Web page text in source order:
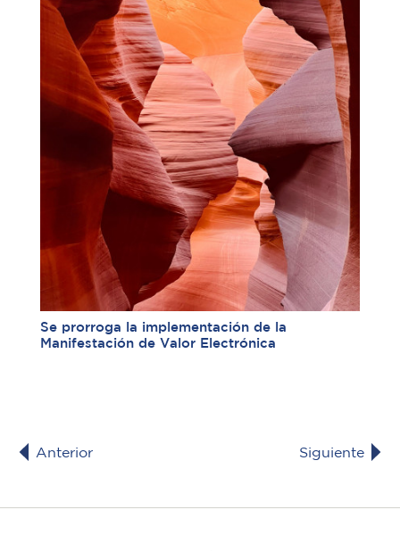
Se prorroga la implementación de la
Manifestación de Valor Electrónica
Anterior Siguiente